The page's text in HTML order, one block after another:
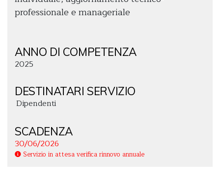
professionale e manageriale
ANNO DI COMPETENZA
2025
DESTINATARI SERVIZIO
Dipendenti
SCADENZA
30/06/2026
Servizio in attesa verifica rinnovo annuale